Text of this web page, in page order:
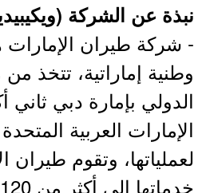
نبذة عن الشركة
- شركة طيران
وطنية إماراتية، تتخذ
الدولي بإمارة دبي ثاني
الإمارات العربية
لعملياتها، وتقوم طيران